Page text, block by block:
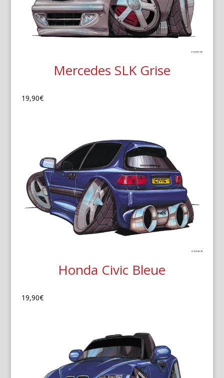
Mercedes SLK Grise
19,90€
Honda Civic Bleue
19,90€